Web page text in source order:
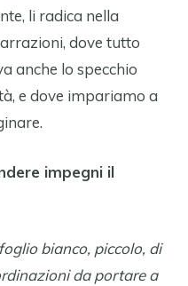
li radica nella
dove tutto
anche lo specchio
e dove impariamo a
impegni il
bianco, piccolo, di
da portare a